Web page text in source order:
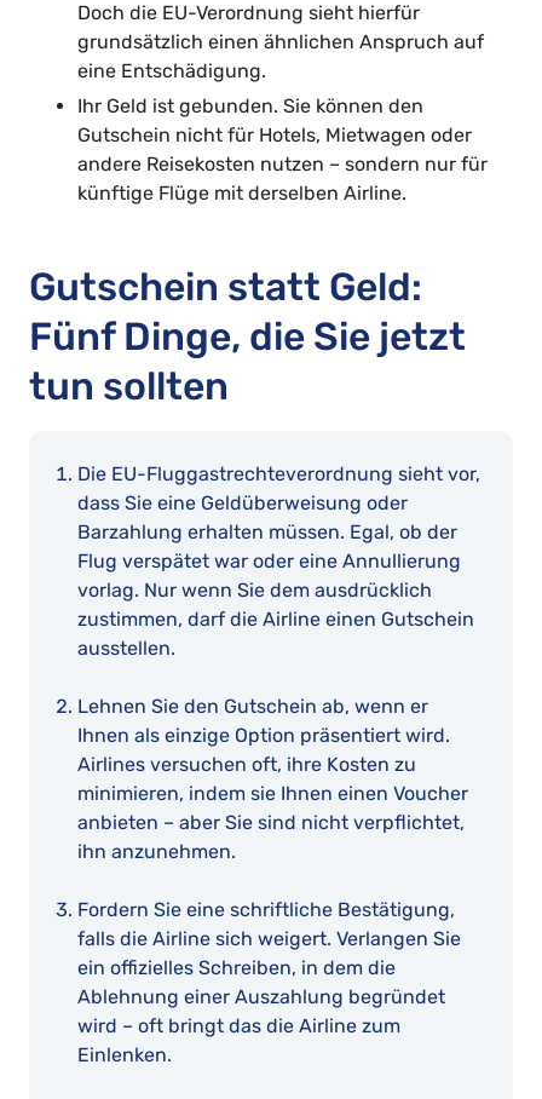
Doch die EU-Verordnung sieht hierfür
grundsätzlich einen ähnlichen Anspruch auf
eine Entschädigung.
Ihr Geld ist gebunden. Sie können den
Gutschein nicht für Hotels, Mietwagen oder
andere Reisekosten nutzen – sondern nur für
künftige Flüge mit derselben Airline.
Gutschein statt Geld:
Fünf Dinge, die Sie jetzt
tun sollten
Die EU-Fluggastrechteverordnung sieht vor,
dass Sie eine Geldüberweisung oder
Barzahlung erhalten müssen. Egal, ob der
Flug verspätet war oder eine Annullierung
vorlag. Nur wenn Sie dem ausdrücklich
zustimmen, darf die Airline einen Gutschein
ausstellen.
Lehnen Sie den Gutschein ab, wenn er
Ihnen als einzige Option präsentiert wird.
Airlines versuchen oft, ihre Kosten zu
minimieren, indem sie Ihnen einen Voucher
anbieten – aber Sie sind nicht verpflichtet,
ihn anzunehmen.
Fordern Sie eine schriftliche Bestätigung,
falls die Airline sich weigert. Verlangen Sie
ein offizielles Schreiben, in dem die
Ablehnung einer Auszahlung begründet
wird – oft bringt das die Airline zum
Einlenken.